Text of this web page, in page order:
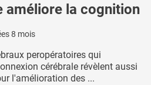
améliore la cognition
8 mois
peropératoires qui
cérébrale révèlent aussi
l'amélioration des ...